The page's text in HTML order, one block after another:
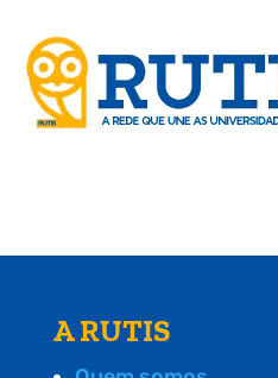
A RUTIS